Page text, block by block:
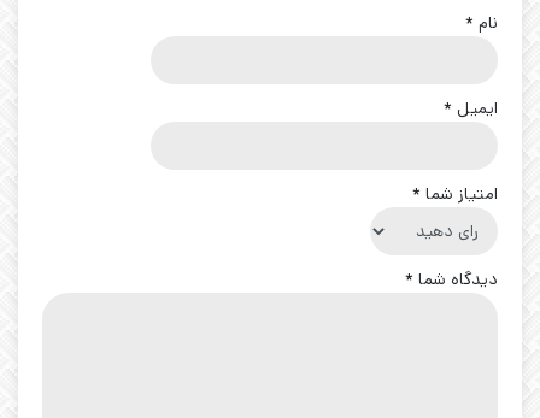
نام *
ایمیل *
امتیاز شما *
دیدگاه شما *